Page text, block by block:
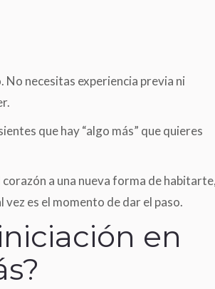
necesitas experiencia previa ni
que hay “algo más” que quieres
a una nueva forma de habitarte,
vez es el momento de dar el paso.
en